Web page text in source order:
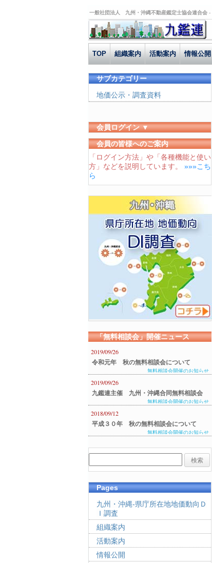
一般社団法人 九州・沖縄不動産鑑定士協会連合会 -
TOP 組織案内 活動案内 情報公開
サブカテゴリー
地価公示・調査資料
会員ログイン ▼
ユーザーID
パスワード
会員の皆様へのご案内
「ログイン方法」や「各種機能と使い
方」などを説明しています。 »»»こち
ら
「無料相談会」開催ニュース
2019/09/26
令和元年 秋の無料相談会について
無料相談会開催のお知らせ
2019/09/26
九鑑連主催 九州・沖縄合同無料相談会
のご案内
無料相談会開催のお知らせ
2018/09/12
平成３０年 秋の無料相談会について
無料相談会開催のお知らせ
Pages
九州・沖縄-県庁所在地地価動向Ｄ
Ｉ調査
組織案内
活動案内
情報公開